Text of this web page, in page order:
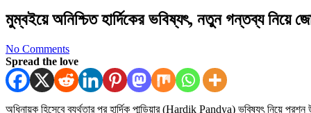
মুম্বইয়ে অনিশ্চিত হার্দিকের ভবিষ্যৎ, নতুন গন্তব্য নিয়ে
No Comments
Spread the love
অধিনায়ক হিসেবে ব্যর্থতার পর হার্দিক পান্ডিয়ার (Hardik Pandya) ভবিষ্যৎ নিয়ে